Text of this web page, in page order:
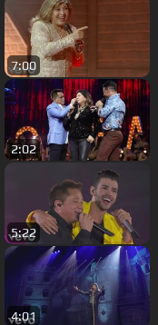
7:00
2:02
5:22
4:01